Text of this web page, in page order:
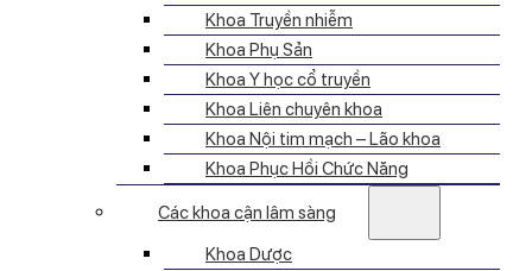
Khoa Truyền nhiễm
Khoa Phụ Sản
Khoa Y học cổ truyền
Khoa Liên chuyên khoa
Khoa Nội tim mạch – Lão khoa
Khoa Phục Hồi Chức Năng
Các khoa cận lâm sàng
Khoa Dược